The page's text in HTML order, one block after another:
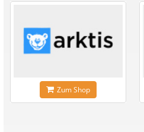
Zum Shop